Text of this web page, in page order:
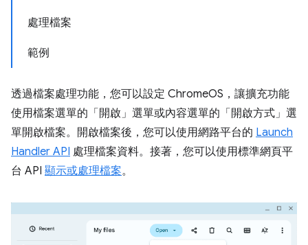
處理檔案
範例
透過檔案處理功能，您可以設定 ChromeOS，讓擴充功能
使用檔案選單的「開啟」選單或內容選單的「開啟方式」選
單開啟檔案。開啟檔案後，您可以使用網路平台的 Launch
Handler API 處理檔案資料。接著，您可以使用標準網頁平
台 API 顯示或處理檔案。